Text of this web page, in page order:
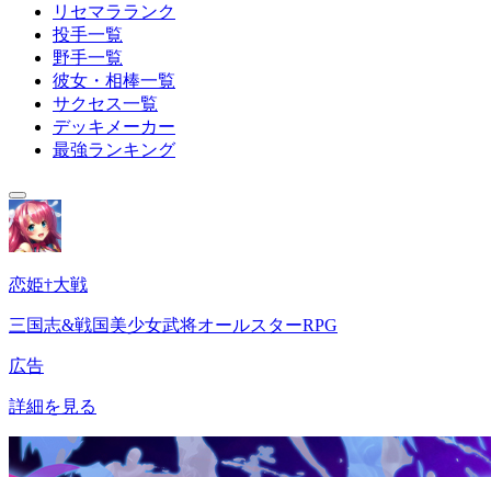
リセマラランク
投手一覧
野手一覧
彼女・相棒一覧
サクセス一覧
デッキメーカー
最強ランキング
恋姫†大戦
三国志&戦国美少女武将オールスターRPG
広告
詳細を見る